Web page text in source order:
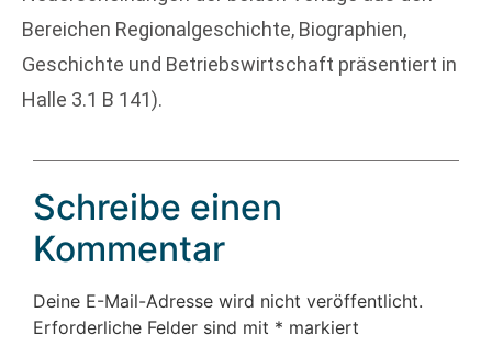
Bereichen Regionalgeschichte, Biographien,
Geschichte und Betriebswirtschaft präsentiert in
Halle 3.1 B 141).
Schreibe einen
Kommentar
Deine E-Mail-Adresse wird nicht veröffentlicht.
Erforderliche Felder sind mit * markiert